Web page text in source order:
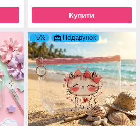
Купити
–5% Подарунок